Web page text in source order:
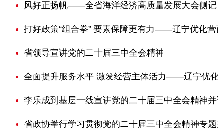
风好正扬帆——全省海洋经济高质量发展大会侧记
打好政策“组合拳” 要素保障更有力——辽宁优化
省领导宣讲党的二十届三中全会精神
全面提升服务水平 激发经营主体活力——辽宁优
李乐成到基层一线宣讲党的二十届三中全会精神
省政协举行学习贯彻党的二十届三中全会精神专